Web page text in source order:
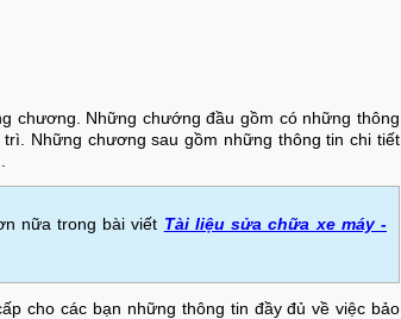
chương. Những chướng đầu gồm có những thông
Những chương sau gồm những thông tin chi tiết
nữa trong bài viết Tài liệu sửa chữa xe máy -
cho các bạn những thông tin đầy đủ về việc bảo